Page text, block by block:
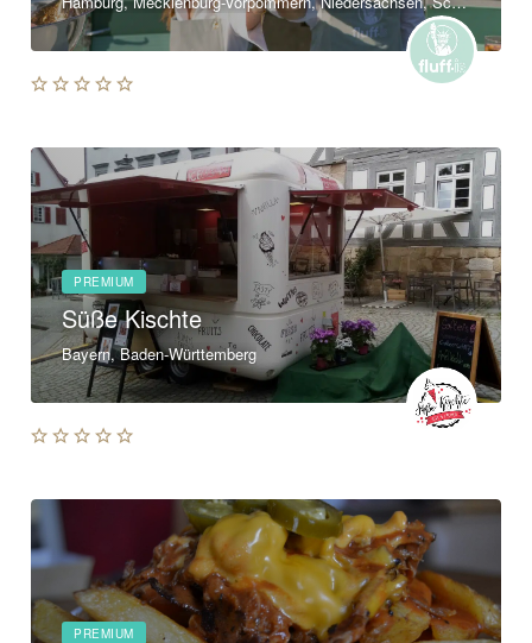
PREMIUM
Süße Kischte
Bayern, Baden-Württemberg
PREMIUM